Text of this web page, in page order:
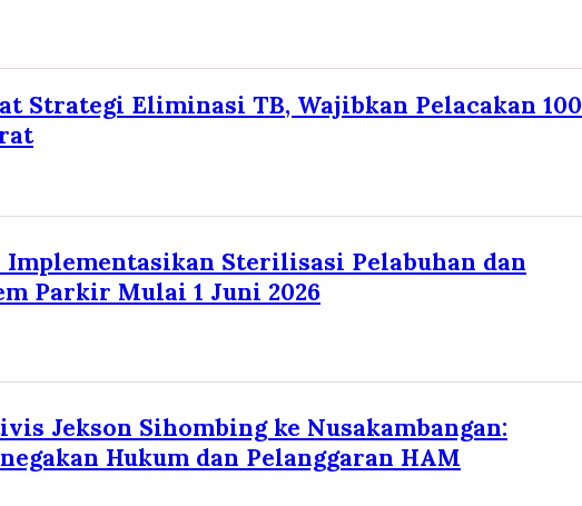
Strategi Eliminasi TB, Wajibkan Pelacakan 100
Implementasikan Sterilisasi Pelabuhan dan
Parkir Mulai 1 Juni 2026
Jekson Sihombing ke Nusakambangan:
Hukum dan Pelanggaran HAM